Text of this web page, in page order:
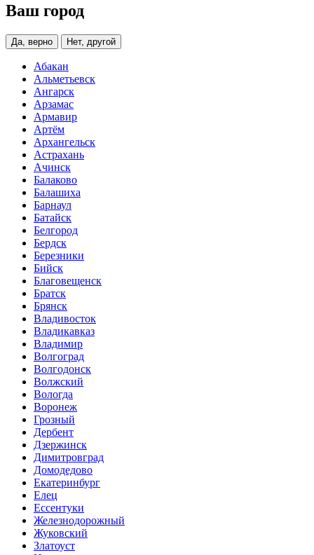
Ваш город
Да, верно Нет, другой
Абакан
Альметьевск
Ангарск
Арзамас
Армавир
Артём
Архангельск
Астрахань
Ачинск
Балаково
Балашиха
Барнаул
Батайск
Белгород
Бердск
Березники
Бийск
Благовещенск
Братск
Брянск
Владивосток
Владикавказ
Владимир
Волгоград
Волгодонск
Волжский
Вологда
Воронеж
Грозный
Дербент
Дзержинск
Димитровград
Домодедово
Екатеринбург
Елец
Ессентуки
Железнодорожный
Жуковский
Златоуст